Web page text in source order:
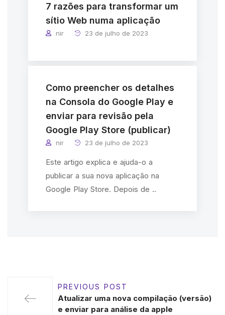
7 razões para transformar um
sítio Web numa aplicação
nir 23 de julho de 2023
Como preencher os detalhes
na Consola do Google Play e
enviar para revisão pela
Google Play Store (publicar)
nir 23 de julho de 2023
Este artigo explica e ajuda-o a
publicar a sua nova aplicação na
Google Play Store. Depois de ..
PREVIOUS POST
Atualizar uma nova compilação (versão)
e enviar para análise da apple